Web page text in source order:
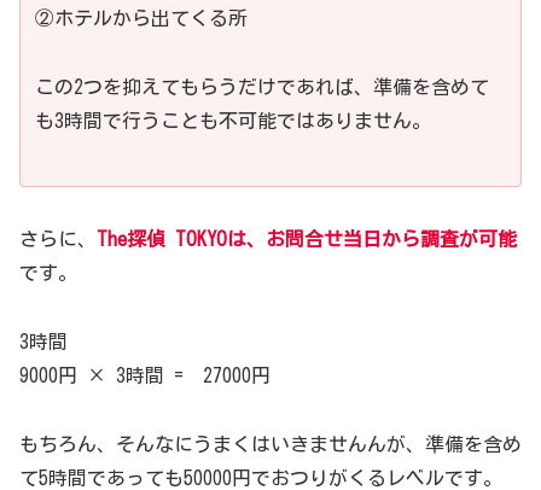
②ホテルから出てくる所
この2つを抑えてもらうだけであれば、準備を含めて
も3時間で行うことも不可能ではありません。
さらに、 The探偵 TOKYOは、お問合せ当日から調査が可能
です。
3時間
9000円 × 3時間 = 27000円
もちろん、そんなにうまくはいきませんんが、準備を含め
て5時間であっても50000円でおつりがくるレベルです。